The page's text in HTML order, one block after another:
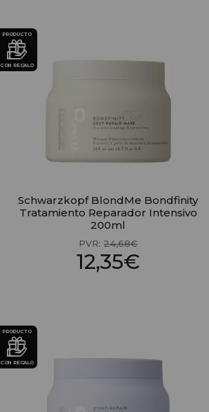
PRODUCTO
CON REGALO
Schwarzkopf BlondMe Bondfinity
Tratamiento Reparador Intensivo
200ml
PVR:24,68€
12,35€
PRODUCTO
CON REGALO